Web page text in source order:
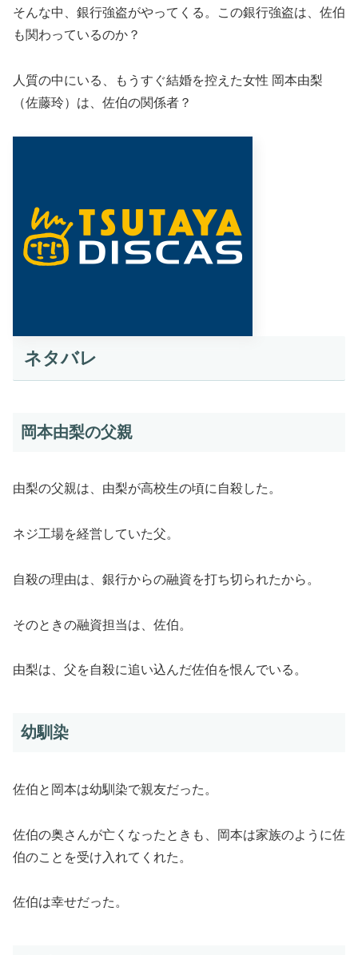
そんな中、銀行強盗がやってくる。この銀行強盗は、佐伯
も関わっているのか？
人質の中にいる、もうすぐ結婚を控えた女性 岡本由梨
（佐藤玲）は、佐伯の関係者？
ネタバレ
岡本由梨の父親
由梨の父親は、由梨が高校生の頃に自殺した。
ネジ工場を経営していた父。
自殺の理由は、銀行からの融資を打ち切られたから。
そのときの融資担当は、佐伯。
由梨は、父を自殺に追い込んだ佐伯を恨んでいる。
幼馴染
佐伯と岡本は幼馴染で親友だった。
佐伯の奥さんが亡くなったときも、岡本は家族のように佐
伯のことを受け入れてくれた。
佐伯は幸せだった。